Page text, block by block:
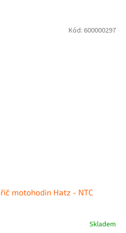
motohodin Hatz - NTC
Skladem
Kód: 600000297